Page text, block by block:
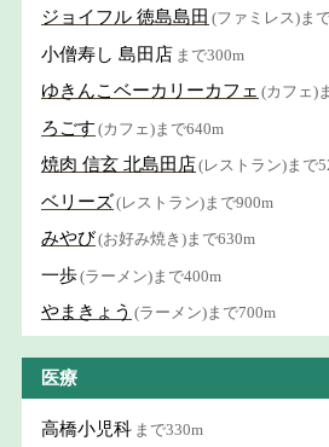
ジョイフル 徳島島田 (ファミレス)ま
小僧寿し 島田店 まで300m
ゆきんこベーカリーカフェ (カフェ)
ろごす (カフェ)まで640m
焼肉 信玄 北島田店(レストラン)まで
ベリーズ(レストラン)まで900m
みやび(お好み焼き)まで630m
一歩(ラーメン)まで400m
やまきょう (ラーメン)まで700m
医療
高橋小児科 まで330m